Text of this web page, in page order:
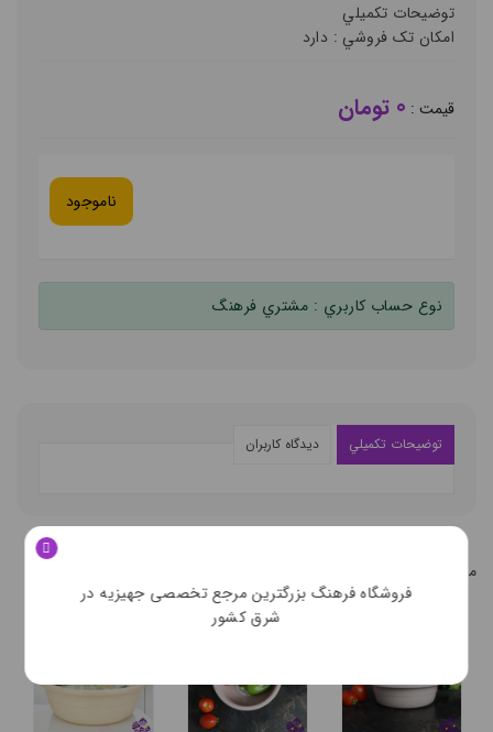
توضيحات تکميلي
امکان تک فروشي : دارد
قيمت : 0 تومان
ناموجود
نوع حساب کاربري : مشتري فرهنگ
توضيحات تکميلي ديدگاه کاربران
محصولات مشابه کالاي انتخابي شما
فروشگاه فرهنگ بزرگترین مرجع تخصصی جهیزیه در
شرق کشور